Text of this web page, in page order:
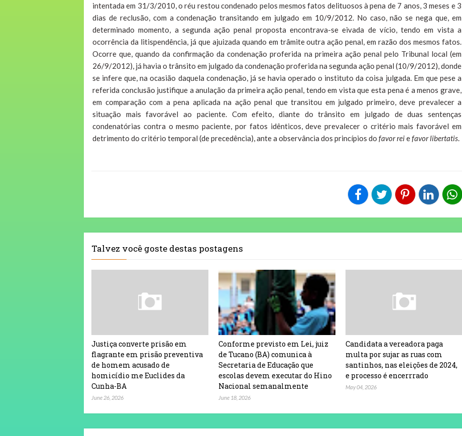
intentada em 31/3/2010, o réu restou condenado pelos mesmos fatos delituosos à pena de 7 anos, 3 meses e 3
dias de reclusão, com a condenação transitando em julgado em 10/9/2012. No caso, não se nega que, em
determinado momento, a segunda ação penal proposta encontrava-se eivada de vício, tendo em vista a
ocorrência da litispendência, já que ajuizada quando em trâmite outra ação penal, em razão dos mesmos fatos.
Ocorre que, quando da confirmação da condenação proferida na primeira ação penal pelo Tribunal local (em
26/9/2012), já havia o trânsito em julgado da condenação proferida na segunda ação penal (10/9/2012), donde
se infere que, na ocasião daquela condenação, já se havia operado o instituto da coisa julgada. Em que pese a
referida conclusão justifique a anulação da primeira ação penal, tendo em vista que esta pena é a menos grave,
em comparação com a pena aplicada na ação penal que transitou em julgado primeiro, deve prevalecer a
situação mais favorável ao paciente. Com efeito, diante do trânsito em julgado de duas sentenças
condenatórias contra o mesmo paciente, por fatos idênticos, deve prevalecer o critério mais favorável em
detrimento do critério temporal (de precedência), ante a observância dos princípios do favor reiefavor libertatis.
Talvez você goste destas postagens
Justiça converte prisão em
flagrante em prisão preventiva
de homem acusado de
homicídio me Euclides da
Cunha-BA
June 26, 2026
Conforme previsto em Lei, juiz
de Tucano (BA) comunica à
Secretaria de Educação que
escolas devem executar do Hino
Nacional semanalmente
June 18, 2026
Candidata a vereadora paga
multa por sujar as ruas com
santinhos, nas eleições de 2024,
e processo é encerrrado
May 04, 2026